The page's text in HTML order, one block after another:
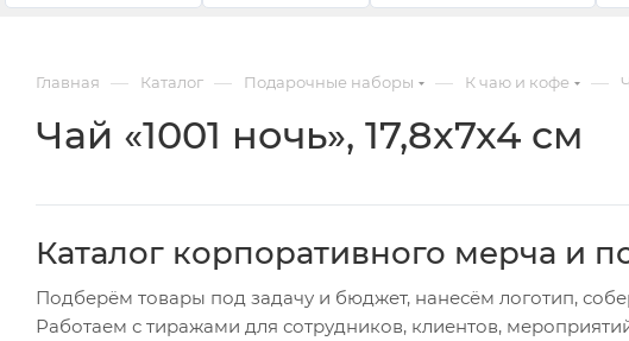
Главная — Каталог — Подарочные наборы — К чаю и кофе —
Чай «1001 ночь», 17,8x7x4 см
Каталог корпоративного мерча и
Подберём товары под задачу и бюджет, нанесём логотип,
Работаем с тиражами для сотрудников, клиентов,